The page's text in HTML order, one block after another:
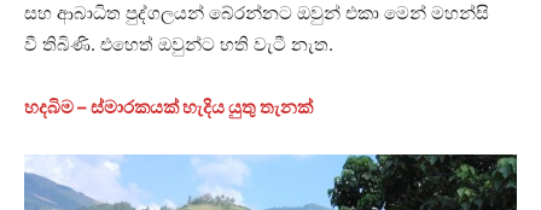
සහ ආබාධිත පුද්ගලයන් බේරන්නට ඔවුන් එකා මෙන් මහන්සි
වී තිබිණි. එහෙත් ඔවුන්ට හති වැටී නැත.
හදබිම – ස්මාරකයක් හැදිය යුතු තැනක්